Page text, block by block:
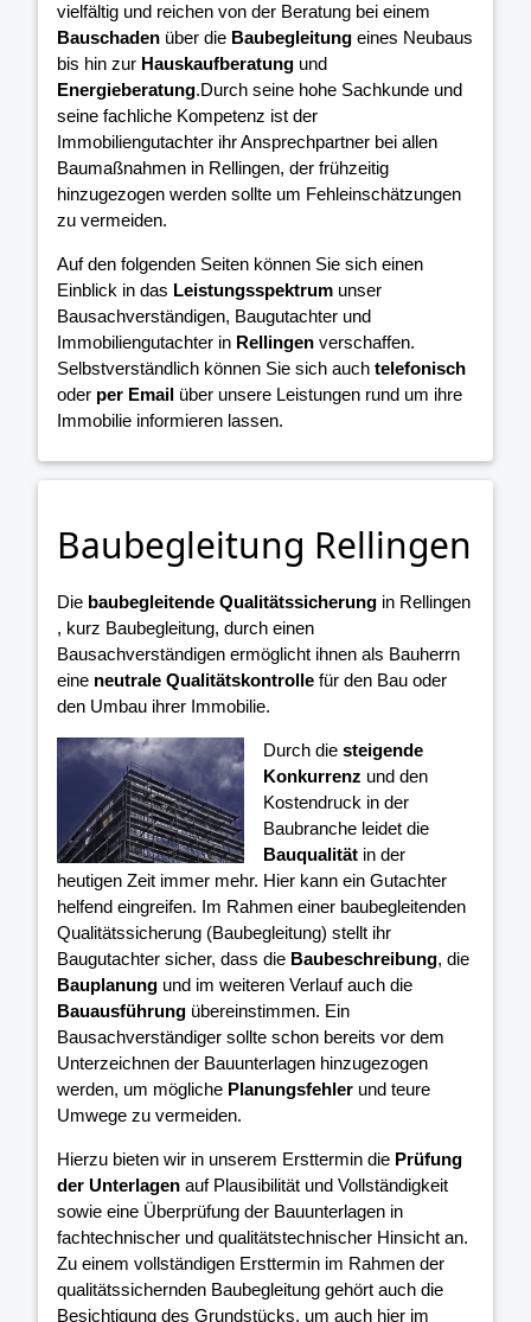
vielfältig und reichen von der Beratung bei einem
Bauschaden über die Baubegleitung eines Neubaus
bis hin zur Hauskaufberatung und
Energieberatung.Durch seine hohe Sachkunde und
seine fachliche Kompetenz ist der
Immobiliengutachter ihr Ansprechpartner bei allen
Baumaßnahmen in Rellingen, der frühzeitig
hinzugezogen werden sollte um Fehleinschätzungen
zu vermeiden.
Auf den folgenden Seiten können Sie sich einen
Einblick in das Leistungsspektrum unser
Bausachverständigen, Baugutachter und
Immobiliengutachter in Rellingen verschaffen.
Selbstverständlich können Sie sich auch telefonisch
oder per Email über unsere Leistungen rund um ihre
Immobilie informieren lassen.
Baubegleitung Rellingen
Die baubegleitende Qualitätssicherung in Rellingen
, kurz Baubegleitung, durch einen
Bausachverständigen ermöglicht ihnen als Bauherrn
eine neutrale Qualitätskontrolle für den Bau oder
den Umbau ihrer Immobilie.
Durch diesteigende
Konkurrenz und den
Kostendruck in der
Baubranche leidet die
Bauqualität in der
heutigen Zeit immer mehr. Hier kann ein Gutachter
helfend eingreifen. Im Rahmen einer baubegleitenden
Qualitätssicherung (Baubegleitung) stellt ihr
Baugutachter sicher, dass die Baubeschreibung, die
Bauplanung und im weiteren Verlauf auch die
Bauausführung übereinstimmen. Ein
Bausachverständiger sollte schon bereits vor dem
Unterzeichnen der Bauunterlagen hinzugezogen
werden, um mögliche Planungsfehler und teure
Umwege zu vermeiden.
Hierzu bieten wir in unserem Ersttermin die Prüfung
der Unterlagen auf Plausibilität und Vollständigkeit
sowie eine Überprüfung der Bauunterlagen in
fachtechnischer und qualitätstechnischer Hinsicht an.
Zu einem vollständigen Ersttermin im Rahmen der
qualitätssichernden Baubegleitung gehört auch die
Besichtigung des Grundstücks, um auch hier im